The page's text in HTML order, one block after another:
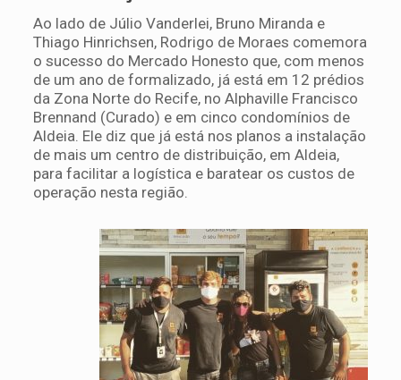
Ao lado de Júlio Vanderlei, Bruno Miranda e
Thiago Hinrichsen, Rodrigo de Moraes comemora
o sucesso do Mercado Honesto que, com menos
de um ano de formalizado, já está em 12 prédios
da Zona Norte do Recife, no Alphaville Francisco
Brennand (Curado) e em cinco condomínios de
Aldeia. Ele diz que já está nos planos a instalação
de mais um centro de distribuição, em Aldeia,
para facilitar a logística e baratear os custos de
operação nesta região.